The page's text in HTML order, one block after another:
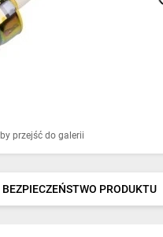
przejść do galerii
PRODUKTU